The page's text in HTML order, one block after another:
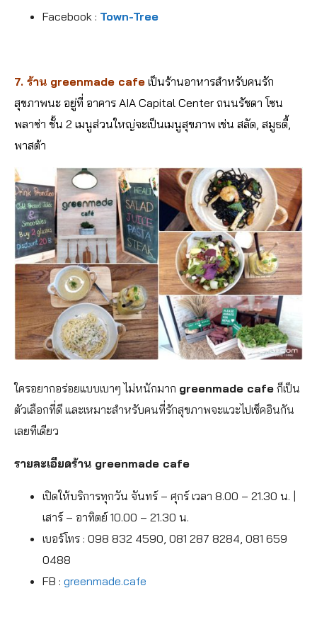
Facebook : Town-Tree
7. ร้าน greenmade cafe เป็นร้านอาหารสำหรับคนรัก
สุขภาพนะ อยู่ที่ อาคาร AIA Capital Center ถนนรัชดา โซน
พลาซ่า ชั้น 2 เมนูส่วนใหญ่จะเป็นเมนูสุขภาพ เช่น สลัด, สมูธตี้,
พาสต้า
ใครอยากอร่อยแบบเบาๆ ไม่หนักมาก greenmade cafe ก็เป็น
ตัวเลือกที่ดี และเหมาะสำหรับคนที่รักสุขภาพจะแวะไปเช็คอินกัน
เลยทีเดียว
รายละเอียดร้าน greenmade cafe
เปิดให้บริการทุกวัน จันทร์ – ศุกร์ เวลา 8.00 – 21.30 น. |
เสาร์ – อาทิตย์ 10.00 – 21.30 น.
เบอร์โทร : 098 832 4590, 081 287 8284, 081 659
0488
FB : greenmade.cafe